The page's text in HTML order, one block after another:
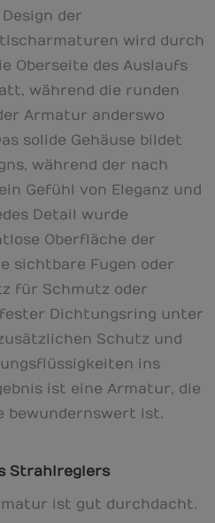
der
wird durch
Oberseite des Auslaufs
während die runden
Armatur anderswo
solide Gehäuse bildet
während der nach
Gefühl von Eleganz und
Detail wurde
Oberfläche der
sichtbare Fugen oder
für Schmutz oder
Dichtungsring unter
Schutz und
ins
ist eine Armatur, die
bewundernswert ist.
Strahlreglers
ist gut durchdacht.